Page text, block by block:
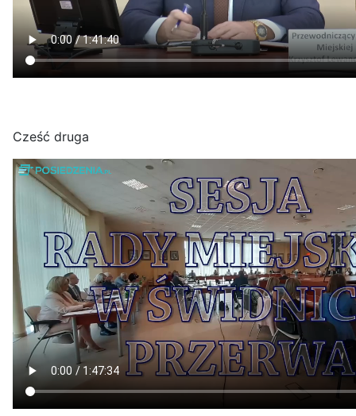
Cześć druga